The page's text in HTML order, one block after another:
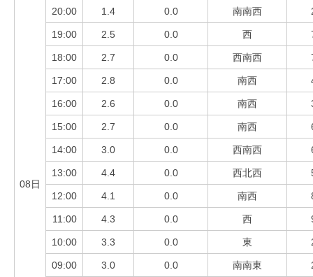
08日
20:00 1.4 0.0 南南西
19:00 2.5 0.0 西
18:00 2.7 0.0 西南西
17:00 2.8 0.0 南西
16:00 2.6 0.0 南西
15:00 2.7 0.0 南西
14:00 3.0 0.0 西南西
13:00 4.4 0.0 西北西
12:00 4.1 0.0 南西
11:00 4.3 0.0 西
10:00 3.3 0.0 東
09:00 3.0 0.0 南南東